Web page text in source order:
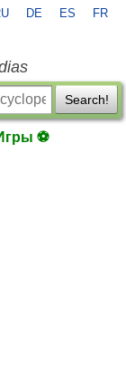
DE ES FR
Search!
⚽